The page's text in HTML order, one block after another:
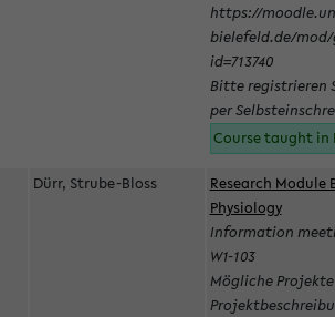
https://
bielefeld.de/mod/
id=713740
Bitte registrieren
per
Course taught in
Dürr, Strube-Bloss
Research Module
Physiology
Information
W1-103
Mögliche